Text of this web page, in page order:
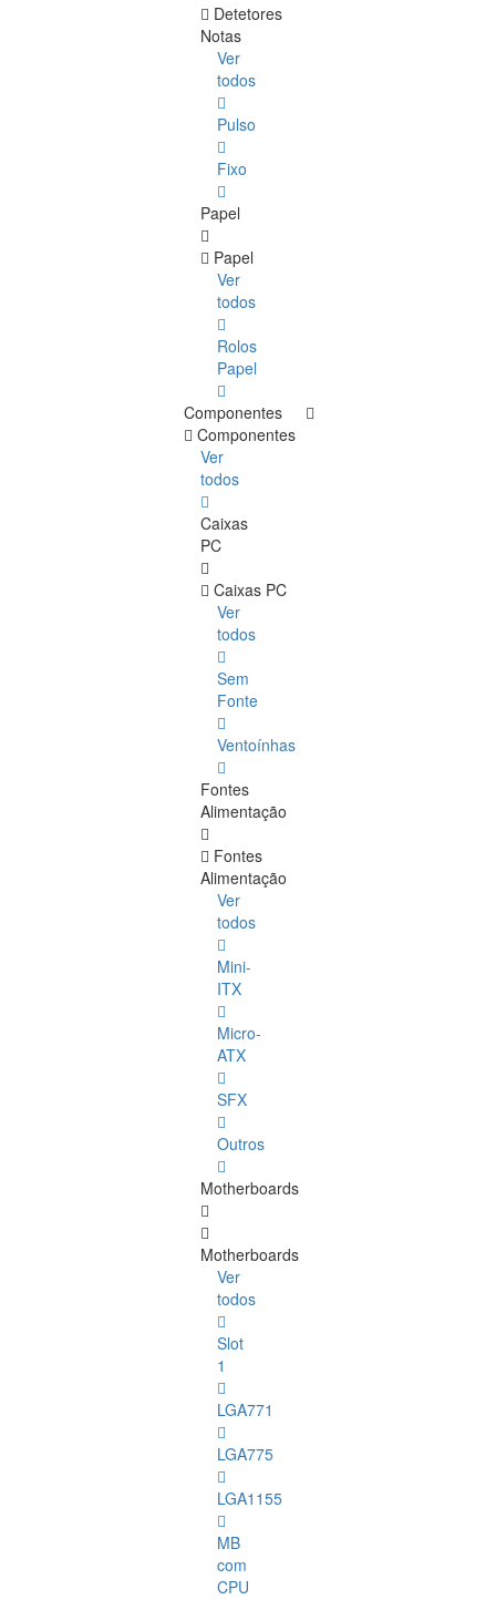
Detetores
Notas
Ver
todos
Pulso
Fixo
Papel
Papel
Ver
todos
Rolos
Papel
Componentes
Componentes
Ver
todos
Caixas
PC
Caixas PC
Ver
todos
Sem
Fonte
Ventoínhas
Fontes
Alimentação
Fontes
Alimentação
Ver
todos
Mini-
ITX
Micro-
ATX
SFX
Outros
Motherboards
Motherboards
Ver
todos
Slot
1
LGA771
LGA775
LGA1155
MB
com
CPU